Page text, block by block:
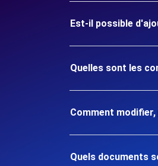
Est-il possible
Quelles sont les
Comment
Quels documents